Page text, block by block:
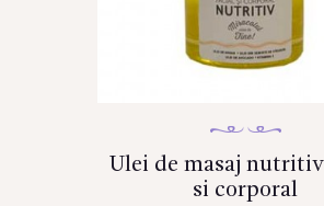
Ulei de masaj
si corporal